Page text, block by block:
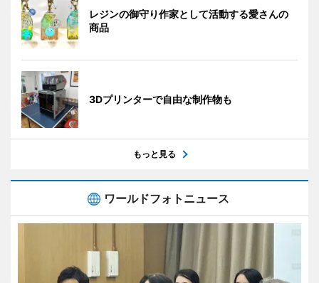
レジンの御守り作家として活動する愛さんの
商品
3Dプリンターで自由な制作物も
もっと見る
ワールドフォトニュース